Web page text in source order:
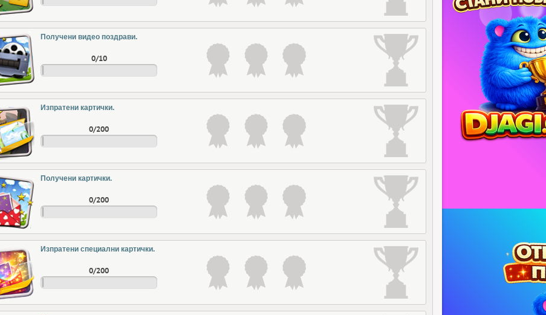
Получени видео поздрави.
0/10
Изпратени картички.
0/200
Получени картички.
0/200
Изпратени специални картички.
0/200